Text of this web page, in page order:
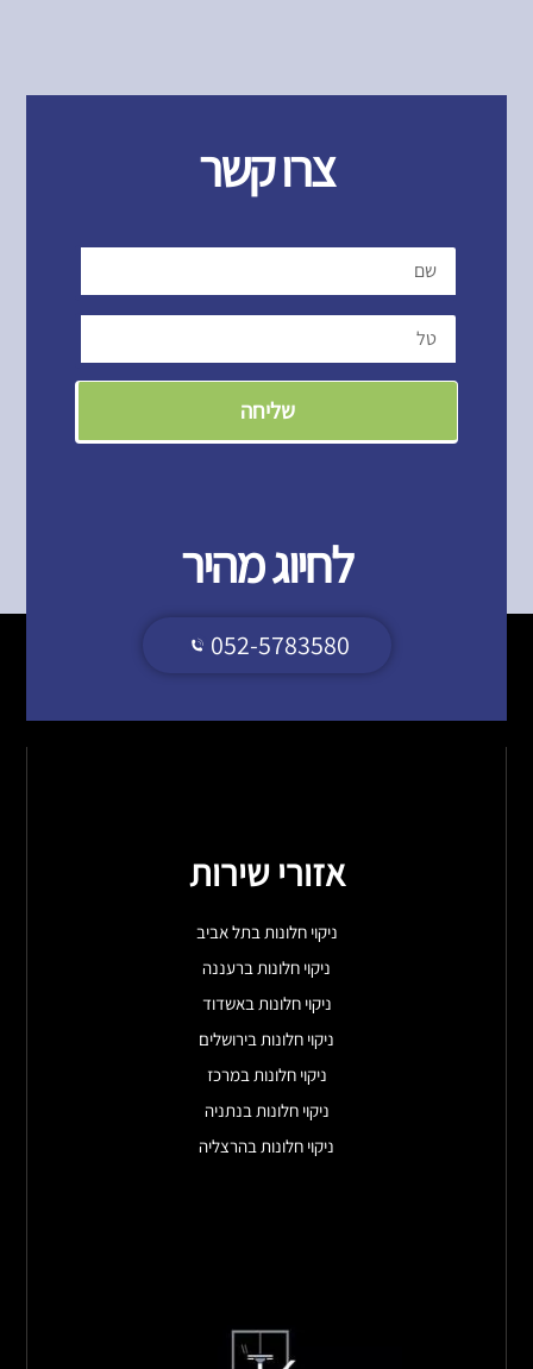
צרו קשר
שליחה
לחיוג מהיר
052-5783580
אזורי שירות
ניקוי חלונות בתל אביב
ניקוי חלונות ברעננה
ניקוי חלונות באשדוד
ניקוי חלונות בירושלים
ניקוי חלונות במרכז
ניקוי חלונות בנתניה
ניקוי חלונות בהרצליה